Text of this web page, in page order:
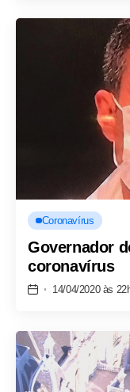
Coronavírus
Governador
coronavírus
14/04/2020 às